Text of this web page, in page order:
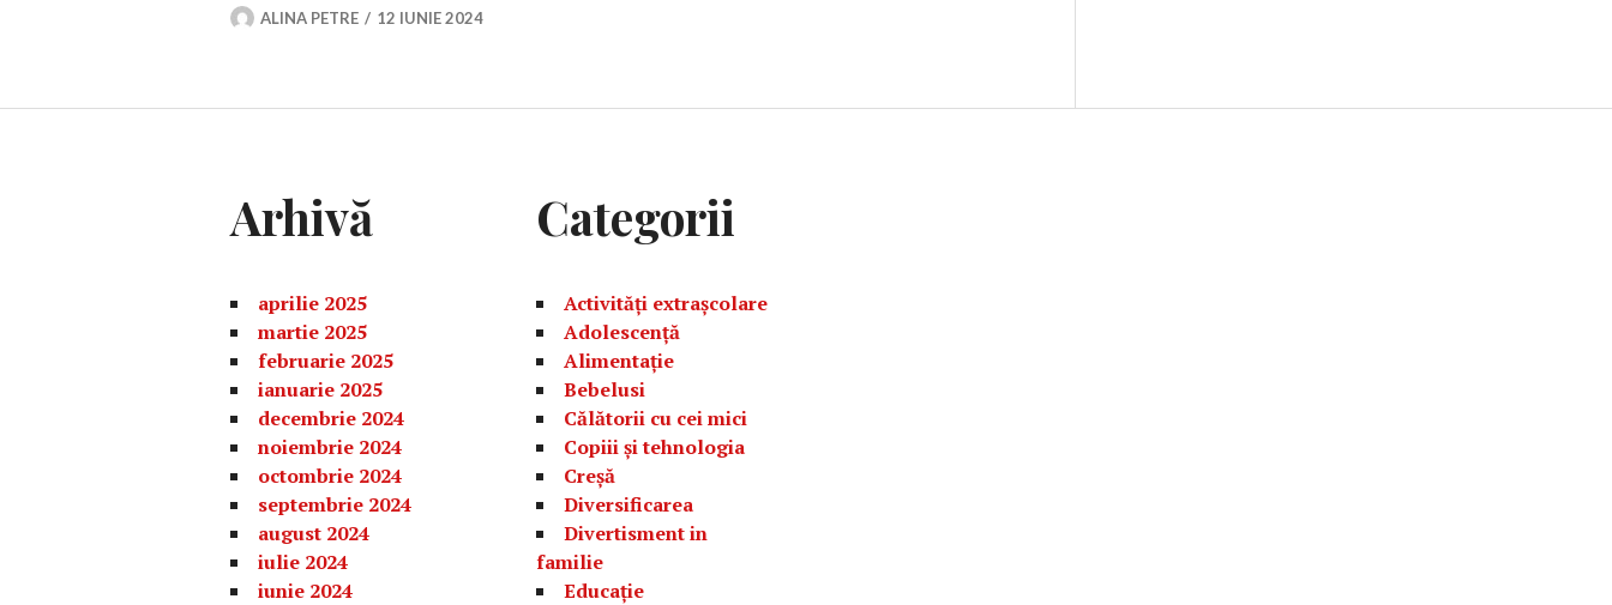
ALINA PETRE 12 IUNIE 2024
Arhivă
aprilie 2025
martie 2025
februarie 2025
ianuarie 2025
decembrie 2024
noiembrie 2024
octombrie 2024
septembrie 2024
august 2024
iulie 2024
iunie 2024
Categorii
Activități extrașcolare
Adolescență
Alimentație
Bebelusi
Călătorii cu cei mici
Copiii și tehnologia
Creșă
Diversificarea
Divertisment in
familie
Educație